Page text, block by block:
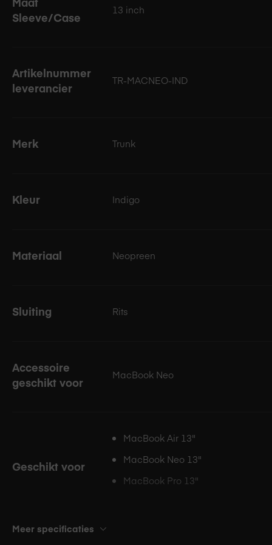
Kenmerkende zigzag-afwerking:
30 graden.
Sleeve/Case
13 inch
Artikelnummer
leverancier
TR-MACNEO-IND
Merk Trunk
Kleur Indigo
Materiaal Neopreen
Sluiting Rits
Accessoire
geschikt voor
MacBook Neo
Geschikt voor
MacBook Air 13"
MacBook Neo 13"
MacBook Pro 13"
Meer specificaties